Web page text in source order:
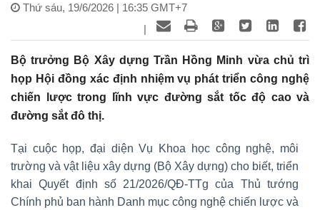
Thứ sáu, 19/6/2026 | 16:35 GMT+7
|
Bộ trưởng Bộ Xây dựng Trần Hồng Minh vừa chủ trì
họp Hội đồng xác định nhiệm vụ phát triển công nghệ
chiến lược trong lĩnh vực đường sắt tốc độ cao và
đường sắt đô thị.
Tại cuộc họp, đại diện Vụ Khoa học công nghệ, môi
trường và vật liệu xây dựng (Bộ Xây dựng) cho biết, triển
khai Quyết định số 21/2026/QĐ-TTg của Thủ tướng
Chính phủ ban hành Danh mục công nghệ chiến lược và